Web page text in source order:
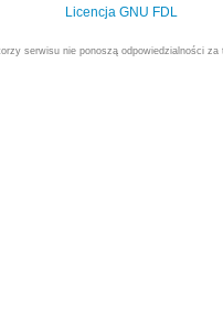
Licencja GNU FDL
serwisu nie ponoszą odpowiedzialności